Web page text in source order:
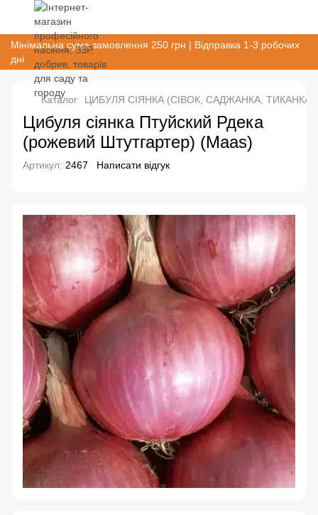
Мінімальна сума замовлення 250 грн | Відправка 1-3 робочих
дні
Каталог ЦИБУЛЯ СІЯНКА (СІВОК, САДЖАНКА, ТИКАНКА)
Цибуля сіянка Птуйский Рдека
(рожевий Штутгартер) (Maas)
Артикул: 2467 Написати відгук